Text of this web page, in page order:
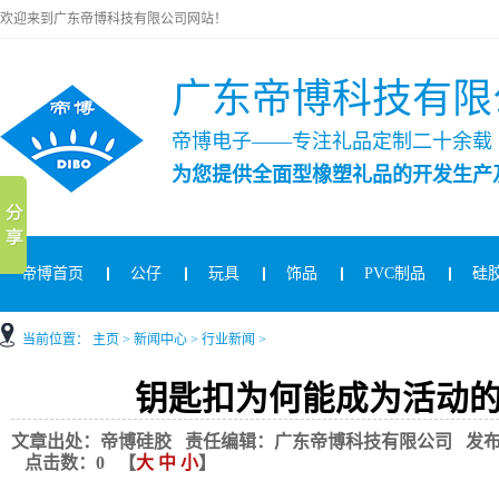
欢迎来到广东帝博科技有限公司网站！
广东帝博科技有
帝博电子——专注礼品定制二十余载
为您提供全面型橡塑礼品的开发生产
帝博首页 公仔 玩具 饰品 PVC制品 硅
当前位置： 主页 > 新闻中心 > 行业新闻 >
钥匙扣为何能成为活动
文章出处：帝博硅胶 责任编辑：广东帝博科技有限公司 发布
点击数： 0 【大 中 小】